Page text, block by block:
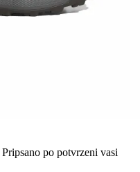
Pripsano po potvrzeni vasi